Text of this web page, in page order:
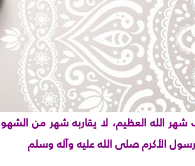
شهر الله العظيم، لا يقاربه شهر من
الأكرم صلى الله عليه وآله وسلم